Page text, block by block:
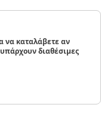
να καταλάβετε αν
διαθέσιμες